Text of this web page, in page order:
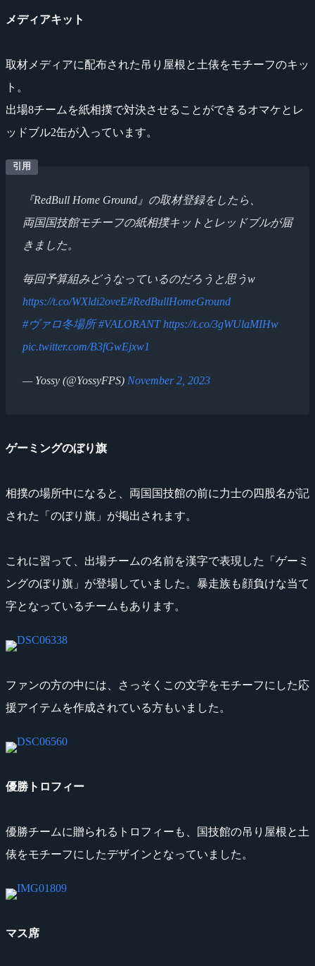
メディアキット
取材メディアに配布された吊り屋根と土俵をモチーフのキッ
ト。
出場8チームを紙相撲で対決させることができるオマケとレ
ッドブル2缶が入っています。
『RedBull Home Ground』の取材登録をしたら、
両国国技館モチーフの紙相撲キットとレッドブルが届
きました。
毎回予算組みどうなっているのだろうと思うw
https://t.co/WXldi2oveE#RedBullHomeGround
#ヴァロ冬場所 #VALORANT https://t.co/3gWUlaMIHw
pic.twitter.com/B3fGwEjxw1
— Yossy (@YossyFPS) November 2, 2023
ゲーミングのぼり旗
相撲の場所中になると、両国国技館の前に力士の四股名が記
された「のぼり旗」が掲出されます。
これに習って、出場チームの名前を漢字で表現した「ゲーミ
ングのぼり旗」が登場していました。暴走族も顔負けな当て
字となっているチームもあります。
ファンの方の中には、さっそくこの文字をモチーフにした応
援アイテムを作成されている方もいました。
優勝トロフィー
優勝チームに贈られるトロフィーも、国技館の吊り屋根と土
俵をモチーフにしたデザインとなっていました。
マス席